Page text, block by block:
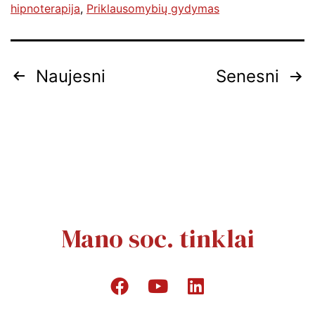
hipnoterapija, Priklausomybių gydymas
Naujesni Senesni
Mano soc. tinklai